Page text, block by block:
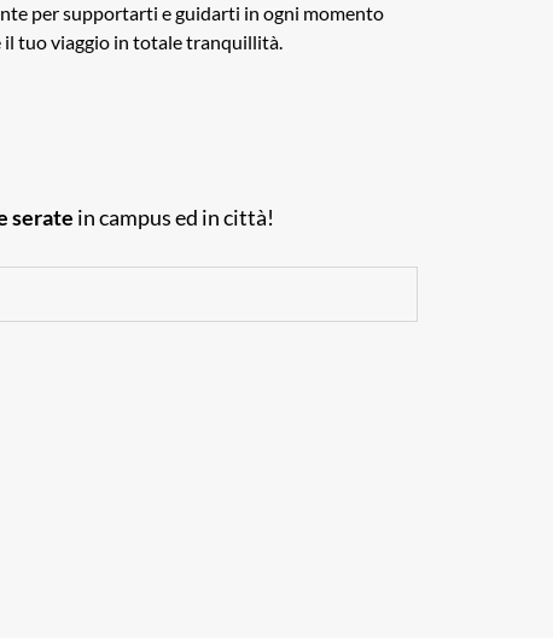
per supportarti e guidarti in ogni momento
il tuo viaggio in totale tranquillità.
serate in campus ed in città!